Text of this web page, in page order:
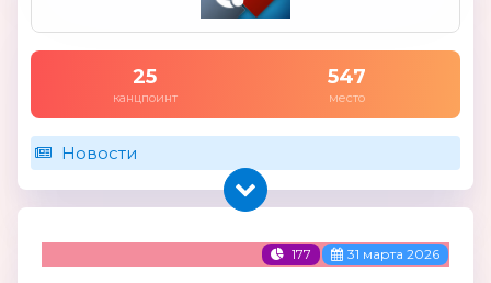
25
канцпоинт
547
место
Новости
177 31 марта 2026